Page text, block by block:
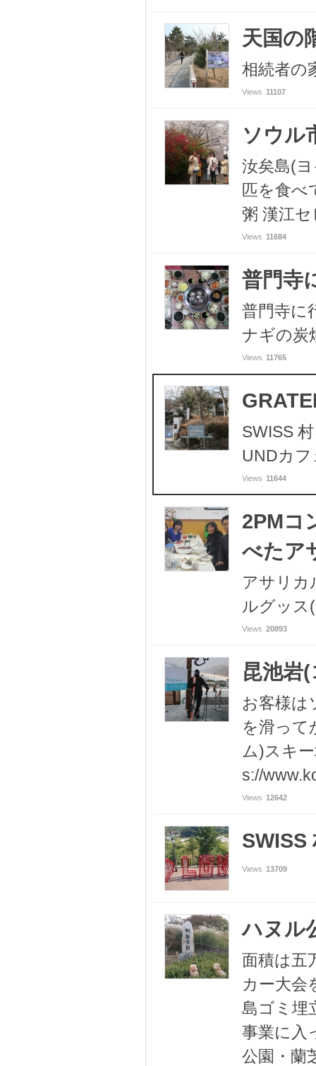
天国の
相続者の
Views 11107
ソウル
汝矣島(
匹を食べ
粥 漢江
Views 11684
普門寺
普門寺に
ナギの炭
Views 11765
SWISS
UNDカ
Views 11644
2PMコ
べたア
アサリカ
ルグッス
Views 20893
昆池岩
お客様は
を滑って
ム)スキ
s://
Views 12642
SWISS
Views 13709
ハヌル
面積は五
カー大会
島ゴミ埋
事業に入
公園・蘭